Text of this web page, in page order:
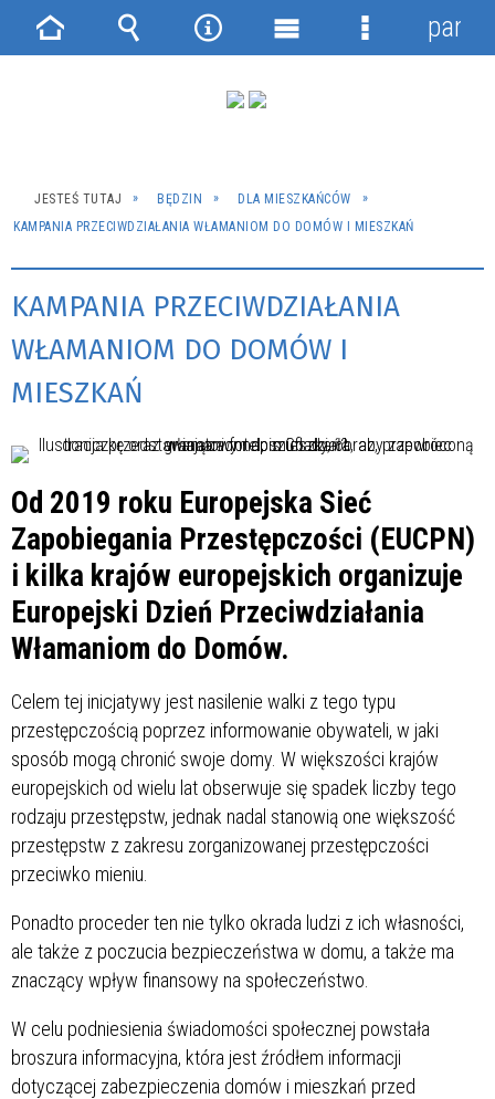
JESTEŚ TUTAJ BĘDZIN
DLA MIESZKAŃCÓW
KAMPANIA PRZECIWDZIAŁANIA WŁAMANIOM DO DOMÓW I MIESZKAŃ
KAMPANIA PRZECIWDZIAŁANIA
WŁAMANIOM DO DOMÓW I
MIESZKAŃ
Od 2019 roku Europejska Sieć
Zapobiegania Przestępczości (EUCPN)
i kilka krajów europejskich organizuje
Europejski Dzień Przeciwdziałania
Włamaniom do Domów.
Celem tej inicjatywy jest nasilenie walki z tego typu
przestępczością poprzez informowanie obywateli, w jaki
sposób mogą chronić swoje domy. W większości krajów
europejskich od wielu lat obserwuje się spadek liczby tego
rodzaju przestępstw, jednak nadal stanowią one większość
przestępstw z zakresu zorganizowanej przestępczości
przeciwko mieniu.
Ponadto proceder ten nie tylko okrada ludzi z ich własności,
ale także z poczucia bezpieczeństwa w domu, a także ma
znaczący wpływ finansowy na społeczeństwo.
W celu podniesienia świadomości społecznej powstała
broszura informacyjna, która jest źródłem informacji
dotyczącej zabezpieczenia domów i mieszkań przed
Strona Wyszukiwarka
NarzędziaMenu
Menu
panel